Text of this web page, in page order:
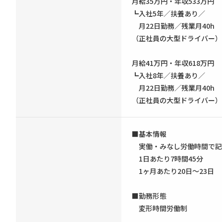
┗入社5年／扶養あり／
月22日勤務／残業月40h
（正社員の大型ドライバー）
月給41万円・年収618万円
┗入社8年／扶養あり／
月22日勤務／残業月40h
（正社員の大型ドライバー）
■基本情報
実働・みなし労働時間で
1日あたり7時間45分
1ヶ月あたり20日〜23日
■勤務形態
変形時間労働制